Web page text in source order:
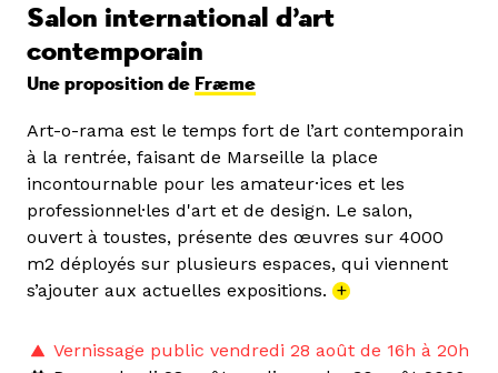
Salon international d’art
contemporain
Une proposition de Fræme
Art-o-rama est le temps fort de l’art contemporain
à la rentrée, faisant de Marseille la place
incontournable pour les amateur·ices et les
professionnel·les d'art et de design. Le salon,
ouvert à toustes, présente des œuvres sur 4000
m2 déployés sur plusieurs espaces, qui viennent
s’ajouter aux actuelles expositions. +
Vernissage public vendredi 28 août de 16h à 20h